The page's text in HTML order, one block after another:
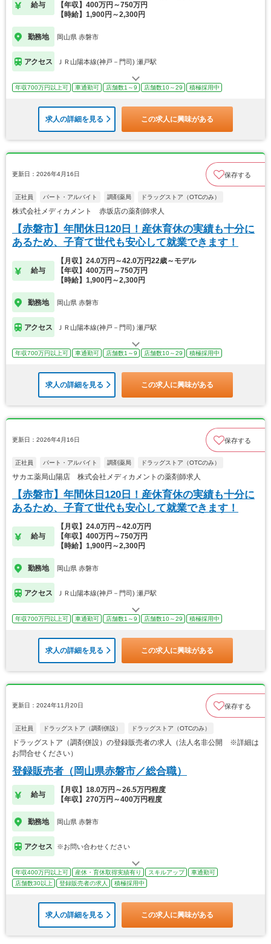
給与
【年収】400万円～750万円
【時給】1,900円～2,300円
勤務地 岡山県 赤磐市
アクセス ＪＲ山陽本線(神戸－門司) 瀬戸駅
年収700万円以上可 車通勤可 店舗数1～9 店舗数10～29 積極採用中
求人の詳細を見る この求人に興味がある
更新日：2026年4月16日 保存する
正社員 パート・アルバイト 調剤薬局 ドラッグストア（OTCのみ）
株式会社メディカメント 赤坂店の薬剤師求人
【赤磐市】年間休日120日！産休育休の実績も十分に
あるため、子育て世代も安心して就業できます！
給与
【月収】24.0万円～42.0万円22歳～モデル
【年収】400万円～750万円
【時給】1,900円～2,300円
勤務地 岡山県 赤磐市
アクセス ＪＲ山陽本線(神戸－門司) 瀬戸駅
年収700万円以上可 車通勤可 店舗数1～9 店舗数10～29 積極採用中
求人の詳細を見る この求人に興味がある
更新日：2026年4月16日 保存する
正社員 パート・アルバイト 調剤薬局 ドラッグストア（OTCのみ）
サカエ薬局山陽店 株式会社メディカメントの薬剤師求人
【赤磐市】年間休日120日！産休育休の実績も十分に
あるため、子育て世代も安心して就業できます！
給与
【月収】24.0万円～42.0万円
【年収】400万円～750万円
【時給】1,900円～2,300円
勤務地 岡山県 赤磐市
アクセス ＪＲ山陽本線(神戸－門司) 瀬戸駅
年収700万円以上可 車通勤可 店舗数1～9 店舗数10～29 積極採用中
求人の詳細を見る この求人に興味がある
更新日：2024年11月20日 保存する
正社員 ドラッグストア（調剤併設） ドラッグストア（OTCのみ）
ドラッグストア（調剤併設）の登録販売者の求人（法人名非公開 ※詳細は
お問合せください）
登録販売者（岡山県赤磐市／総合職）
給与
【月収】18.0万円～26.5万円程度
【年収】270万円～400万円程度
勤務地 岡山県 赤磐市
アクセス ※お問い合わせください
年収400万円以上可 産休・育休取得実績有り スキルアップ
車通勤可
店舗数30以上
登録販売者の求人 積極採用中
求人の詳細を見る この求人に興味がある